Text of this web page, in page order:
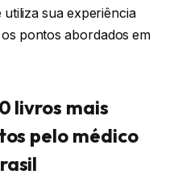
utiliza sua experiência
pontos abordados em
livros mais
pelo médico